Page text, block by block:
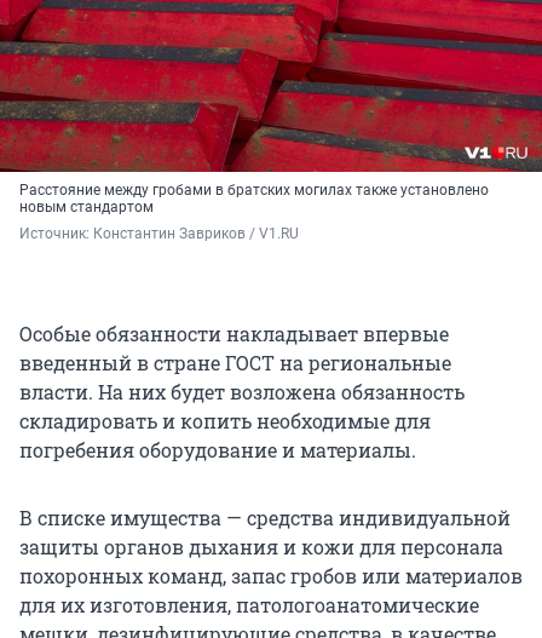
Расстояние между гробами в братских могилах также установлено
новым стандартом
Источник: Константин Завриков / V1.RU
Особые обязанности накладывает впервые
введенный в стране ГОСТ на региональные
власти. На них будет возложена обязанность
складировать и копить необходимые для
погребения оборудование и материалы.
В списке имущества — средства индивидуальной
защиты органов дыхания и кожи для персонала
похоронных команд, запас гробов или материалов
для их изготовления, патологоанатомические